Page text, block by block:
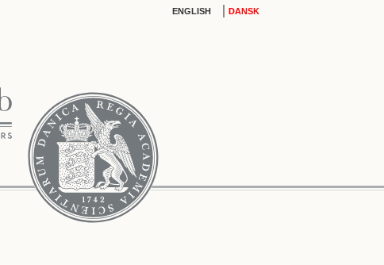
ENGLISH DANSK